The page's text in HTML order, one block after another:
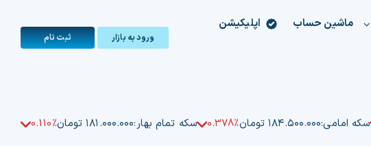
ماشین حساب
اپلیکیشن
ورود به بازار ثبت‌ نام
سکه امامی:۱۸۴.۵۰۰.۰۰۰ تومان 0.378% سکه تمام بهار:۱۸۱.۰۰۰.۰۰۰ تومان 0.110%